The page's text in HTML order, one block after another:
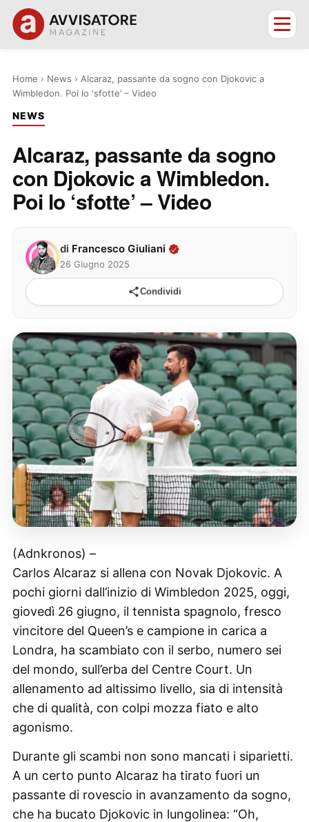
Home › News › Alcaraz, passante da sogno con Djokovic a
Wimbledon. Poi lo ‘sfotte’ – Video
NEWS
Alcaraz, passante da sogno
con Djokovic a Wimbledon.
Poi lo ‘sfotte’ – Video
di Francesco Giuliani
26 Giugno 2025
Condividi
(Adnkronos) –
Carlos Alcaraz si allena con Novak Djokovic. A
pochi giorni dall’inizio di Wimbledon 2025, oggi,
giovedì 26 giugno, il tennista spagnolo, fresco
vincitore del Queen’s e campione in carica a
Londra, ha scambiato con il serbo, numero sei
del mondo, sull’erba del Centre Court. Un
allenamento ad altissimo livello, sia di intensità
che di qualità, con colpi mozza fiato e alto
agonismo.
Durante gli scambi non sono mancati i siparietti.
A un certo punto Alcaraz ha tirato fuori un
passante di rovescio in avanzamento da sogno,
che ha bucato Djokovic in lungolinea: “Oh,